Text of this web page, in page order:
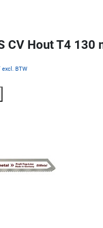
CV Hout T4 130
excl. BTW